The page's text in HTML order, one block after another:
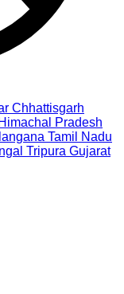
Chhattisgarh
Himachal Pradesh
Tamil Nadu
Tripura Gujarat